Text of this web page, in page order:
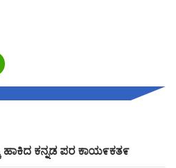
ಹಾಕಿದ ಕನ್ನಡ ಪರ ಕಾಯ೯ಕತ೯